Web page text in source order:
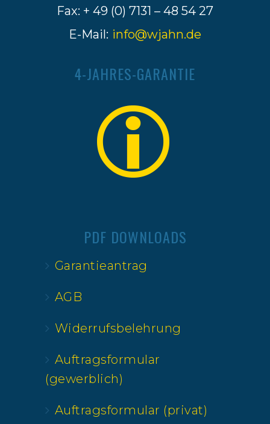
Fax: + 49 (0) 7131 – 48 54 27
E-Mail: info@wjahn.de
4-JAHRES-GARANTIE
PDF DOWNLOADS
Garantieantrag
AGB
Widerrufsbelehrung
Auftragsformular
(gewerblich)
Auftragsformular (privat)